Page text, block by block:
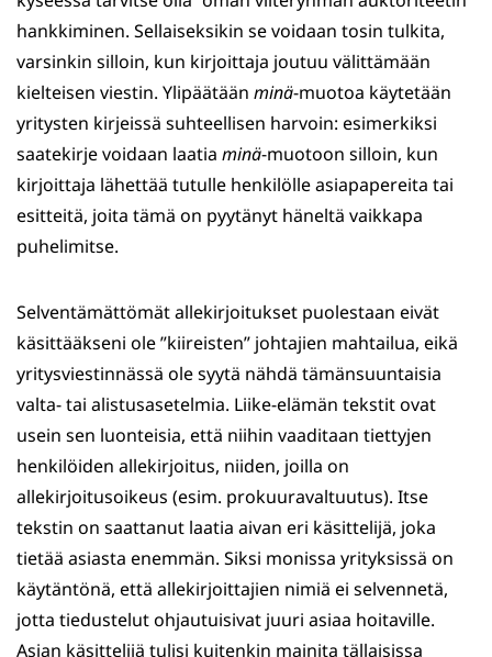
hankkiminen. Sellaiseksikin se voidaan tosin tulkita,
varsinkin silloin, kun kirjoittaja joutuu välittämään
kielteisen viestin. Ylipäätään minä-muotoa käytetään
yritysten kirjeissä suhteellisen harvoin: esimerkiksi
saatekirje voidaan laatia minä-muotoon silloin, kun
kirjoittaja lähettää tutulle henkilölle asiapapereita tai
esitteitä, joita tämä on pyytänyt häneltä vaikkapa
puhelimitse.
Selventämättömät allekirjoitukset puolestaan eivät
käsittääkseni ole ”kiireisten” johtajien mahtailua, eikä
yritysviestinnässä ole syytä nähdä tämänsuuntaisia
valta- tai alistusasetelmia. Liike-elämän tekstit ovat
usein sen luonteisia, että niihin vaaditaan tiettyjen
henkilöiden allekirjoitus, niiden, joilla on
allekirjoitusoikeus (esim. prokuuravaltuutus). Itse
tekstin on saattanut laatia aivan eri käsittelijä, joka
tietää asiasta enemmän. Siksi monissa yrityksissä on
käytäntönä, että allekirjoittajien nimiä ei selvennetä,
jotta tiedustelut ohjautuisivat juuri asiaa hoitaville.
Asian käsittelijä tulisi kuitenkin mainita tällaisissa